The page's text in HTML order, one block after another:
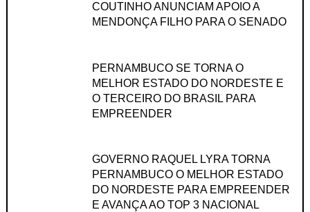
COUTINHO ANUNCIAM APOIO A
MENDONÇA FILHO PARA O SENADO
PERNAMBUCO SE TORNA O
MELHOR ESTADO DO NORDESTE E
O TERCEIRO DO BRASIL PARA
EMPREENDER
GOVERNO RAQUEL LYRA TORNA
PERNAMBUCO O MELHOR ESTADO
DO NORDESTE PARA EMPREENDER
E AVANÇA AO TOP 3 NACIONAL